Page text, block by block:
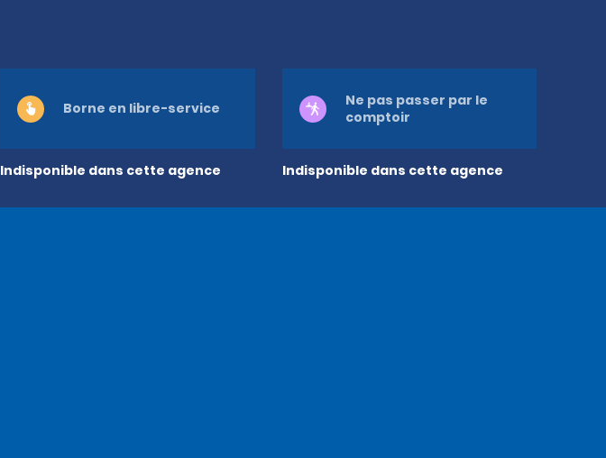
Indisponible dans cette agence
Borne en libre-service
Indisponible dans cette agence
Ne pas passer par le
comptoir